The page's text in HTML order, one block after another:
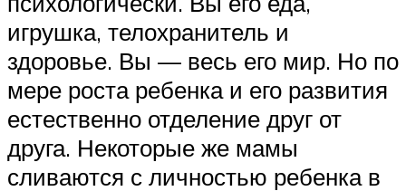
игрушка, телохранитель и
здоровье. Вы — весь его мир. Но по
мере роста ребенка и его развития
естественно отделение друг от
друга. Некоторые же мамы
сливаются с личностью ребенка в